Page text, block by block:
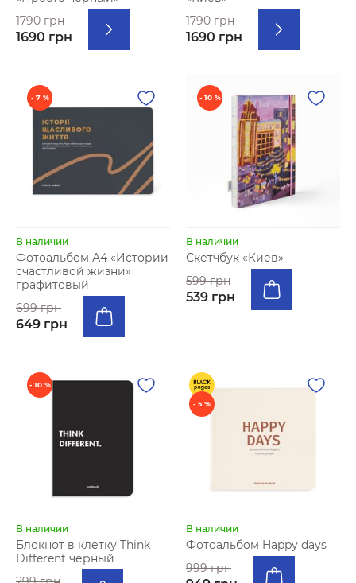
1790 грн
1690 грн
1790 грн
1690 грн
- 7 %
В наличии
Фотоальбом А4 «Истории
счастливой жизни»
графитовый
699 грн
649 грн
- 10 %
В наличии
Скетчбук «Киев»
599 грн
539 грн
- 10 %
В наличии
Блокнот в клетку Think
Different черный
- 5 %
В наличии
Фотоальбом Happy days
999 грн